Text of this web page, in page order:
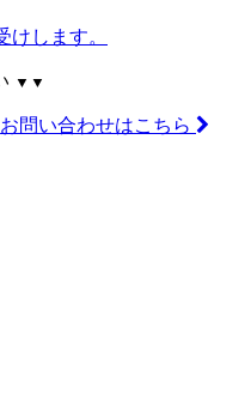
▼▼
お問い合わせはこちら